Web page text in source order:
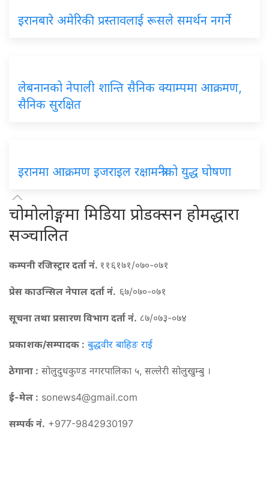
इरानबारे अमेरिकी प्रस्तावलाई रूसले समर्थन नगर्ने
लेबनानको नेपाली शान्ति सैनिक क्याम्पमा आक्रमण,
सैनिक सुरक्षित
इरानमा आक्रमण इजराइल रक्षामन्त्रीको युद्ध घोषणा
चोमोलोङ्गमा मिडिया प्रोडक्सन होमद्धारा
सञ्चालित
कम्पनी रजिस्ट्रार दर्ता नं. ११६१७१/०७०-०७१
प्रेस काउन्सिल नेपाल दर्ता नं. ६७/०७०-०७१
सूचना तथा प्रसारण विभाग दर्ता नं. ८७/०७३-०७४
प्रकाशक/सम्पादक : बुद्धवीर बाहिङ राई
ठेगाना : सोलुदुधकुण्ड नगरपालिका ५, सल्लेरी सोलुखुम्बु ।
ई-मेल : sonews4@gmail.com
सम्पर्क नं. +977-9842930197